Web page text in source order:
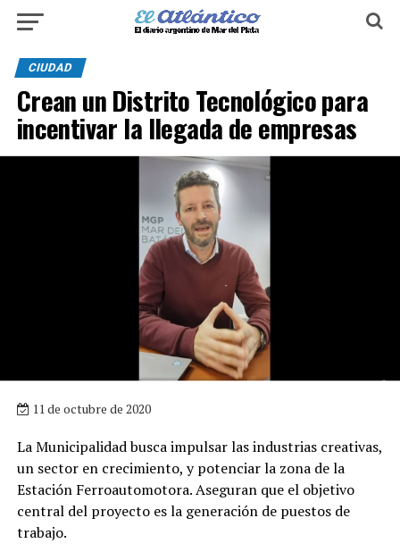
CIUDAD
Crean un Distrito Tecnológico para
incentivar la llegada de empresas
11 de octubre de 2020
La Municipalidad busca impulsar las industrias creativas,
un sector en crecimiento, y potenciar la zona de la
Estación Ferroautomotora. Aseguran que el objetivo
central del proyecto es la generación de puestos de
trabajo.